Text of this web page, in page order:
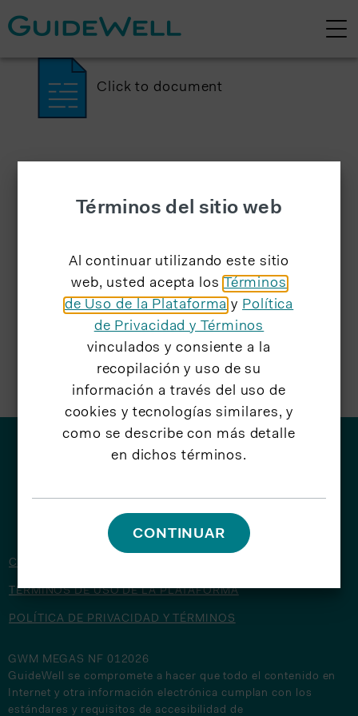
Click to document
CONTÁCTENOS
TÉRMINOS DE USO DE LA PLATAFORMA
POLÍTICA DE PRIVACIDAD Y TÉRMINOS
GWM MEGAS NF 012026
GuideWell se compromete a hacer que todo el contenido en
Internet y otra información electrónica cumplan con los
estándares y requisitos de accesibilidad de
Términos del sitio web
Al continuar utilizando este sitio
web, usted acepta los
Términos
de Uso de la Plataforma y Política
de Privacidad y Términos
vinculados y consiente a la
recopilación y uso de su
información a través del uso de
cookies y tecnologías similares, y
como se describe con más detalle
en dichos términos.
CONTINUAR